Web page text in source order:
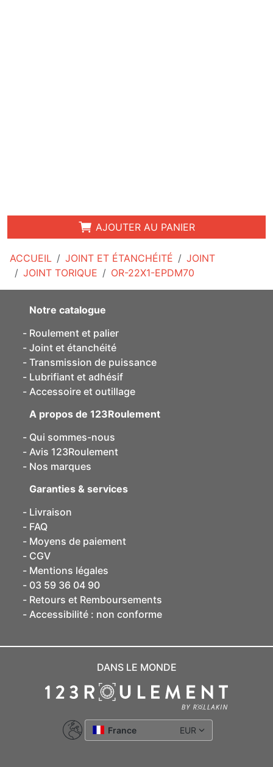
ACCUEIL JOINT ET ÉTANCHÉITÉ
JOINT
JOINT TORIQUE
OR-22X1-EPDM70
AJOUTER AU PANIER
Notre catalogue
Roulement et palier
Joint et étanchéité
Transmission de puissance
Lubrifiant et adhésif
Accessoire et outillage
A propos de 123Roulement
Qui sommes-nous
Avis 123Roulement
Nos marques
Garanties & services
Livraison
FAQ
Moyens de paiement
CGV
Mentions légales
03 59 36 04 90
Retours et Remboursements
Accessibilité : non conforme
DANS LE MONDE
France EUR